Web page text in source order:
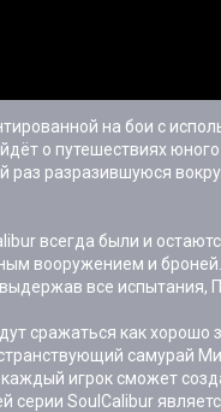
на бои с
о путешествиях
раз разразившуюся
всегда были и
вооружением и броней.
все испытания,
сражаться как
самурай
игрок сможет
SoulCalibur